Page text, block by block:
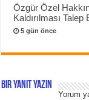
Özgür Özel
Kaldırılması Talep
5 gün önce
Bir yanıt yazın
Yorum